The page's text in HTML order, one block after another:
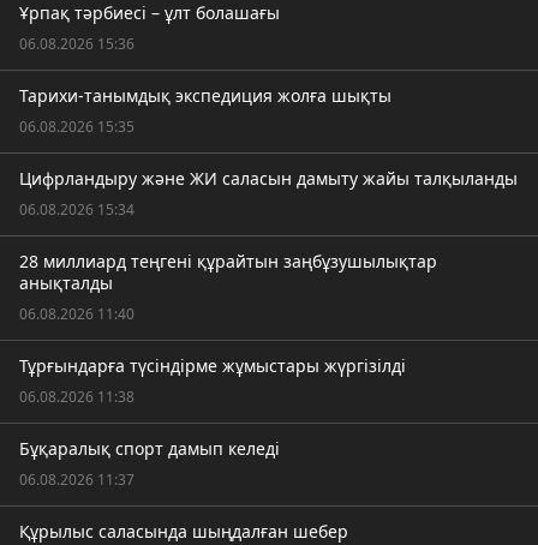
Ұрпақ тәрбиесі – ұлт болашағы
06.08.2026 15:36
Тарихи-танымдық экспедиция жолға шықты
06.08.2026 15:35
Цифрландыру және ЖИ саласын дамыту жайы талқыланды
06.08.2026 15:34
28 миллиард теңгені құрайтын заңбұзушылықтар
анықталды
06.08.2026 11:40
Тұрғындарға түсіндірме жұмыстары жүргізілді
06.08.2026 11:38
Бұқаралық спорт дамып келеді
06.08.2026 11:37
Құрылыс саласында шыңдалған шебер